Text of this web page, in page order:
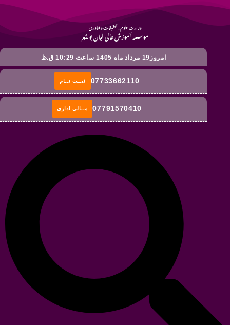
وزارت علوم ، تحقیقات و فناوری
موسسه آموزش عالی لیان بوشهر
امروز19 مرداد ماه 1405 ساعت 10:29 ق.ظ
07733662110 ثبــت نــام
07791570410 مــالی اداری